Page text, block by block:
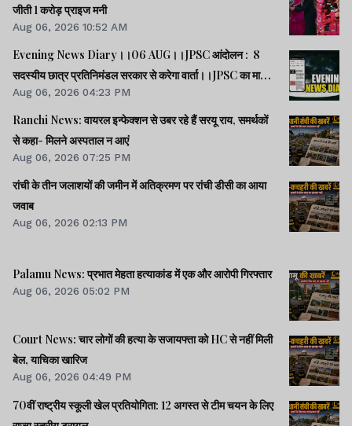
जीती 1 करोड़ प्राइज मनी
Aug 06, 2026 10:52 AM
Evening News Diary।।06 AUG।।JPSC आंदोलन : 8
सदस्यीय छात्र प्रतिनिमंडल सरकार से करेगा वार्ता।।JPSC का मामला
पेपर लीक का नहीं, बैक डोर से गलत नियुक्ति का है : किशोर।।BPSC
AEDO पेपर लीक : BARC का कर्मी रौशन अरेस्ट।।समेत कई खबरें
व वीडियो।।
Aug 06, 2026 04:23 PM
Ranchi News: वायरल इन्फेक्शन से उबर रहे हैं सरयू राय, समर्थकों
से कहा- मिलने अस्पताल न आएं
Aug 06, 2026 07:25 PM
रांची के तीन जलाशयों की जमीन में अतिक्रमण पर रांची डीसी का आया
जवाब
Aug 06, 2026 02:13 PM
Palamu News: प्रभात मेहता हत्याकांड में एक और आरोपी गिरफ्तार
Aug 06, 2026 05:02 PM
Court News: चार लोगों की हत्या के सजायफ्ता को HC से नहीं मिली
बेल, याचिका खारिज
Aug 06, 2026 04:49 PM
70वीं राष्ट्रीय स्कूली खेल प्रतियोगिता: 12 अगस्त से टीम चयन के लिए